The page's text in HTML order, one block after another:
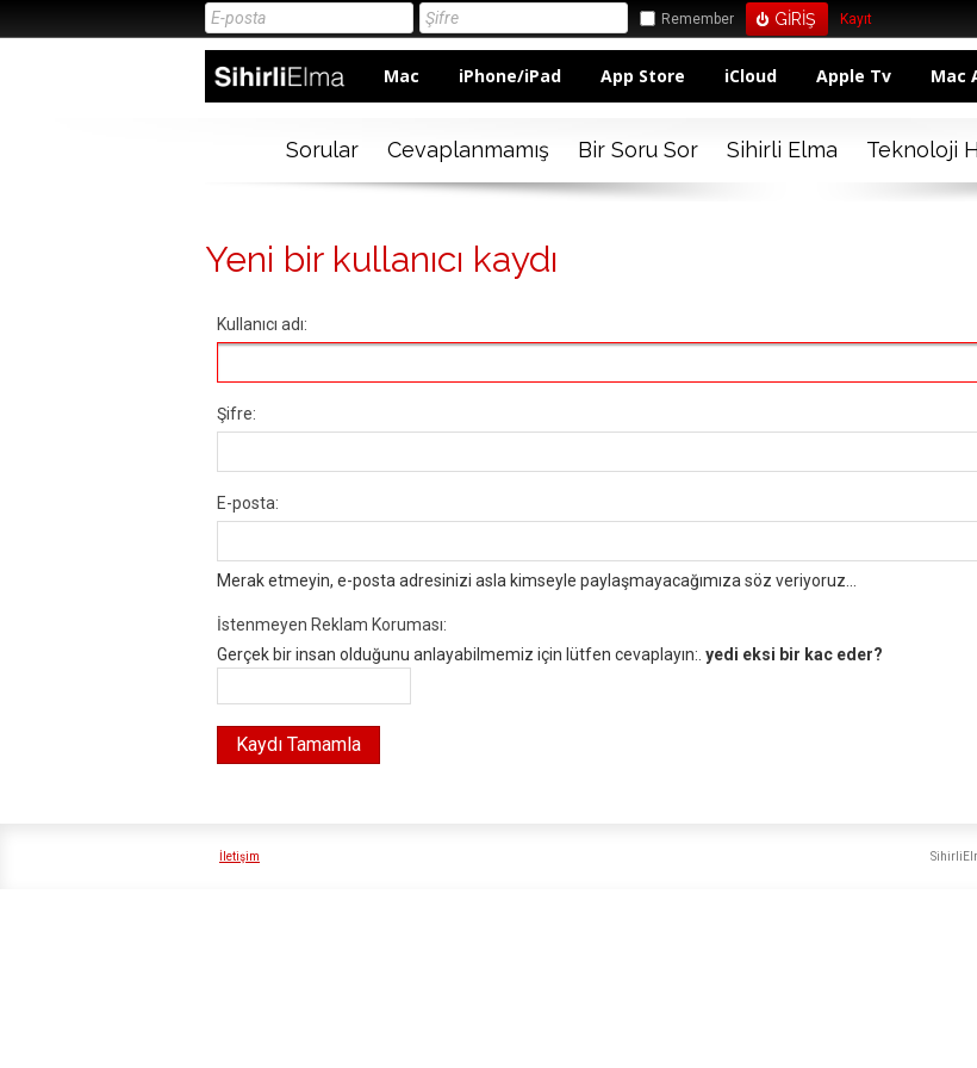
Remember Kayıt
Mac iPhone/iPad App Store iCloud Apple Tv Mac
Sorular Cevaplanmamış Bir Soru Sor Sihirli Elma Teknoloji
Yeni bir kullanıcı kaydı
Kullanıcı adı:
Şifre:
E-posta:
Merak etmeyin, e-posta adresinizi asla kimseyle paylaşmayacağımıza söz veriyoruz...
İstenmeyen Reklam Koruması:
Gerçek bir insan olduğunu anlayabilmemiz için lütfen cevaplayın:. yedi eksi bir kac eder?
İletişim